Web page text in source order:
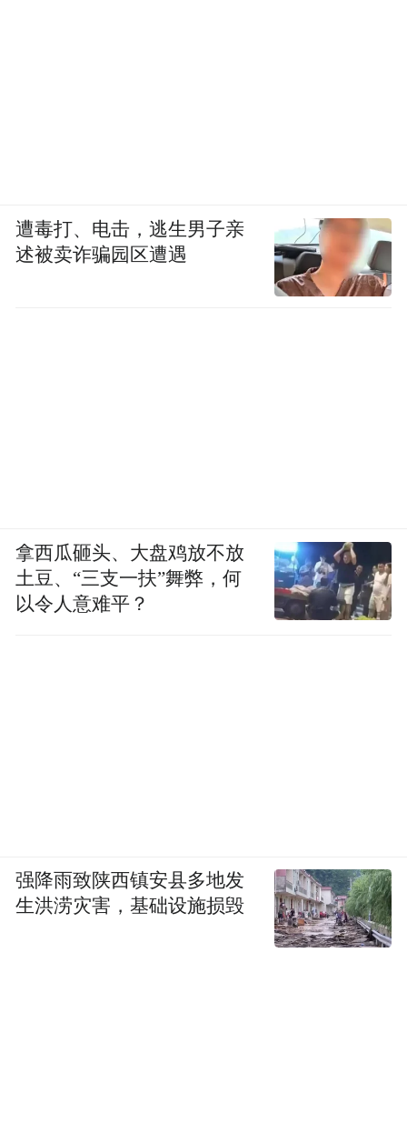
遭毒打、电击，逃生男子亲
述被卖诈骗园区遭遇
拿西瓜砸头、大盘鸡放不放
土豆、“三支一扶”舞弊，何
以令人意难平？
强降雨致陕西镇安县多地发
生洪涝灾害，基础设施损毁